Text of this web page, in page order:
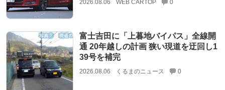
2026.08.06 WEB CARTOP 0
富士吉田に「上暮地バイパス」全線開
通 20年越しの計画 狭い現道を迂回し1
39号を補完
2026.08.06 くるまのニュース 0